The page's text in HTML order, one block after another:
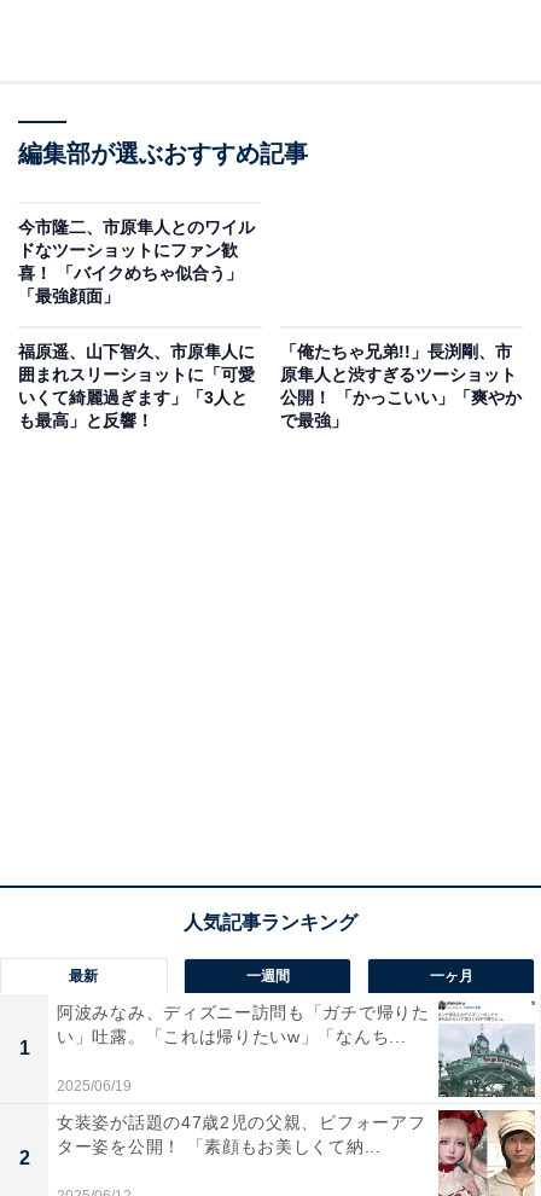
編集部が選ぶおすすめ記事
今市隆二、市原隼人とのワイル
ドなツーショットにファン歓
喜！ 「バイクめちゃ似合う」
「最強顔面」
福原遥、山下智久、市原隼人に
囲まれスリーショットに「可愛
いくて綺麗過ぎます」「3人と
も最高」と反響！
「俺たちゃ兄弟!!」長渕剛、市
原隼人と渋すぎるツーショット
公開！ 「かっこいい」「爽やか
で最強」
最新 一週間 一ヶ月
1
阿波みなみ、ディズニー訪問も「ガチで帰りた
い」吐露。「これは帰りたいw」「なんち...
2025/06/19
2
女装姿が話題の47歳2児の父親、ビフォーアフ
ター姿を公開！ 「素顔もお美しくて納...